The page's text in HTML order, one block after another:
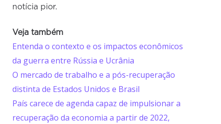
notícia pior.
Veja também
Entenda o contexto e os impactos econômicos
da guerra entre Rússia e Ucrânia
O mercado de trabalho e a pós-recuperação
distinta de Estados Unidos e Brasil
País carece de agenda capaz de impulsionar a
recuperação da economia a partir de 2022,